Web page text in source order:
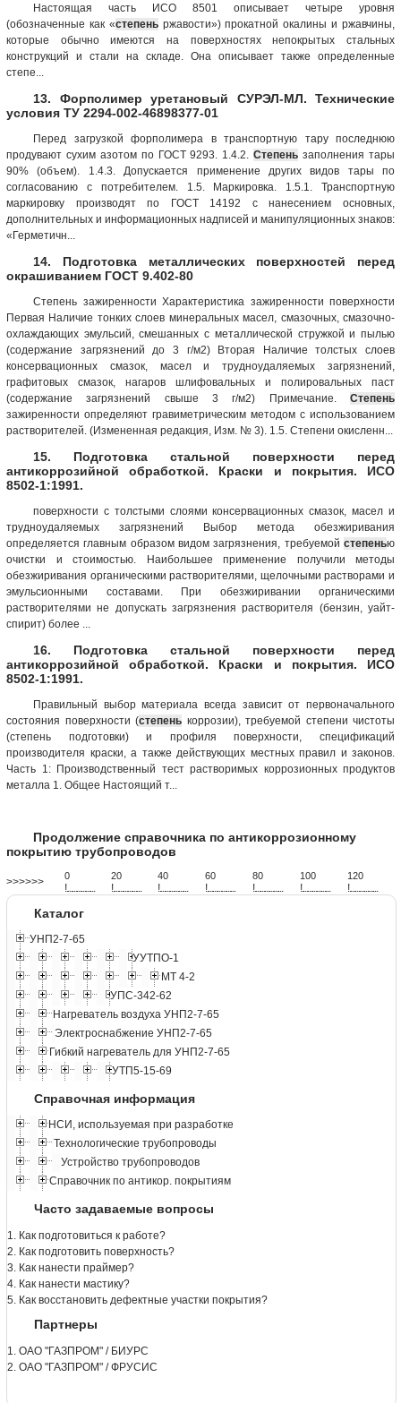
Настоящая часть ИСО 8501 описывает четыре уровня
(обозначенные как «степеньржавости») прокатной окалины и ржавчины,
которые обычно имеются на поверхностях непокрытых стальных
конструкций и стали на складе. Она описывает также определенные
степе...
13. Форполимер уретановый СУРЭЛ-МЛ. Технические
условия ТУ 2294-002-46898377-01
Перед загрузкой форполимера в транспортную тару последнюю
продувают сухим азотом по ГОСТ 9293. 1.4.2.Степень заполнения тары
90% (объем). 1.4.3. Допускается применение других видов тары по
согласованию с потребителем. 1.5. Маркировка. 1.5.1. Транспортную
маркировку производят по ГОСТ 14192 с нанесением основных,
дополнительных и информационных надписей и манипуляционных знаков:
«Герметичн...
14. Подготовка металлических поверхностей перед
окрашиванием ГОСТ 9.402-80
Степень зажиренности Характеристика зажиренности поверхности
Первая Наличие тонких слоев минеральных масел, смазочных, смазочно-
охлаждающих эмульсий, смешанных с металлической стружкой и пылью
(содержание загрязнений до 3 г/м2) Вторая Наличие толстых слоев
консервационных смазок, масел и трудноудаляемых загрязнений,
графитовых смазок, нагаров шлифовальных и полировальных паст
(содержание загрязнений свыше 3 г/м2) Примечание. Степень
зажиренности определяют гравиметрическим методом с использованием
растворителей. (Измененная редакция, Изм. № 3). 1.5. Степени окисленн...
15. Подготовка стальной поверхности перед
антикоррозийной обработкой. Краски и покрытия. ИСО
8502-1:1991.
поверхности с толстыми слоями консервационных смазок, масел и
трудноудаляемых загрязнений Выбор метода обезжиривания
определяется главным образом видом загрязнения, требуемой степенью
очистки и стоимостью. Наибольшее применение получили методы
обезжиривания органическими растворителями, щелочными растворами и
эмульсионными составами. При обезжиривании органическими
растворителями не допускать загрязнения растворителя (бензин, уайт-
спирит) более ...
16. Подготовка стальной поверхности перед
антикоррозийной обработкой. Краски и покрытия. ИСО
8502-1:1991.
Правильный выбор материала всегда зависит от первоначального
состояния поверхности (степень коррозии), требуемой степени чистоты
(степень подготовки) и профиля поверхности, спецификаций
производителя краски, а также действующих местных правил и законов.
Часть 1: Производственный тест растворимых коррозионных продуктов
металла 1. Общее Настоящий т...
Продолжение справочника по антикоррозионному
покрытию трубопроводов
>>>>>> 0
!...................
20
!...................
40
!...................
60
!...................
80
!...................
100
!...................
120
!...................
Каталог
УНП2-7-65
УУТПО-1
МТ 4-2
УПС-342-62
Нагреватель воздуха УНП2-7-65
Электроснабжение УНП2-7-65
Гибкий нагреватель для УНП2-7-65
УТП5-15-69
Справочная информация
НСИ, используемая при разработке
Технологические трубопроводы
Устройство трубопроводов
Справочник по антикор. покрытиям
Часто задаваемые вопросы
1. Как подготовиться к работе?
2. Как подготовить поверхность?
3. Как нанести праймер?
4. Как нанести мастику?
5. Как восстановить дефектные участки покрытия?
Партнеры
1. ОАО "ГАЗПРОМ" / БИУРС
2. ОАО "ГАЗПРОМ" / ФРУСИС